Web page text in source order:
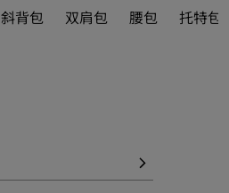
标（EKD）压花等巧思设计。
斜背包 双肩包 腰包 托特包